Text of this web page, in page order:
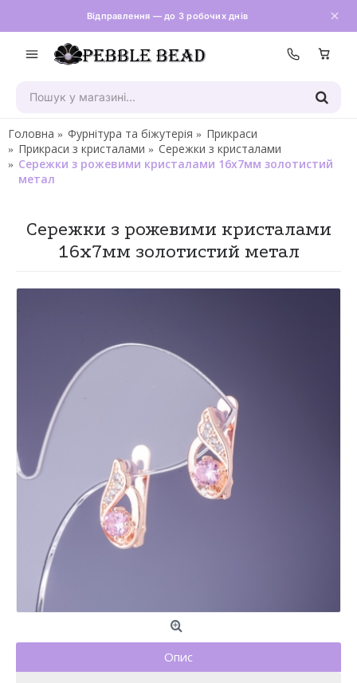
Відправлення — до 3 робочих днів
Головна Фурнітура та біжутерія
Прикраси
Прикраси з кристалами
Сережки з кристалами
Сережки з рожевими кристалами 16х7мм золотистий
метал
Сережки з рожевими кристалами
16х7мм золотистий метал
Опис